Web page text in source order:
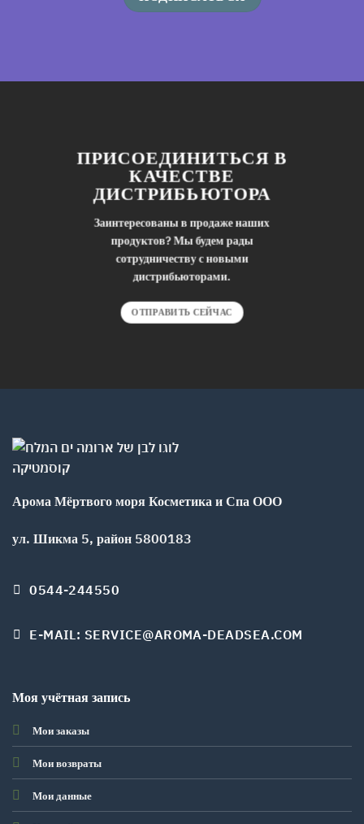
ПРИСОЕДИНИТЬСЯ В
КАЧЕСТВЕ
ДИСТРИБЬЮТОРА
Заинтересованы в продаже наших
продуктов? Мы будем рады
сотрудничеству с новыми
дистрибьюторами.
ОТПРАВИТЬ СЕЙЧАС
Арома Мёртвого моря Косметика и Спа ООО
ул. Шикма 5, район 5800183
0544-244550
E-MAIL: SERVICE@AROMA-DEADSEA.COM
Моя учётная запись
Мои заказы
Мои возвраты
Мои данные